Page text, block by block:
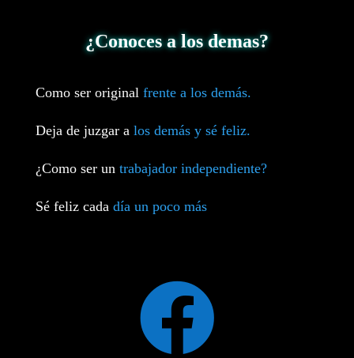
¿Conoces a los demas?
Como ser original frente a los demás.
Deja de juzgar a los demás y sé feliz.
¿Como ser un trabajador independiente?
Sé feliz cada día un poco más
